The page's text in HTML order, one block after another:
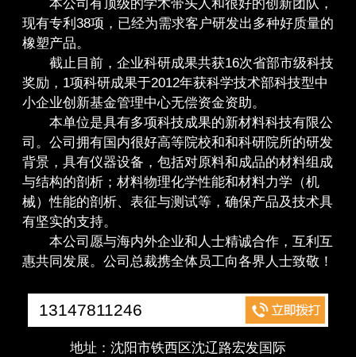
本公司有顶级的学术带头人和很好的创新团队，
现有专利38项，已经为需求客户研发出多种好质量的
橡塑产品。
截止目前，企业科研成果共获16次省部市级科技
奖励，1项科研成果于2012年获科学技术部科技型中
小企业创新基金管理中心无偿资金资助。
本单位是具有多项科技成果的新材料科技有限公
司。公司拥有国内很好高等院校和和科研院所的研发
背景，具有仪器设备，包括对原料和成品的材料组成
与结构的剖析；材料物理化学性能和材料力学（机
械）性能的剖析、表征与测试等，确保产品及技术具
有坚实的支持。
本公司愿与海内外企业和人士精诚合作，互利互
惠共同发展。公司总裁携全体员工向各界人士致敬！
13147811246
地址：沈阳市铁西区沈辽路宏发国际